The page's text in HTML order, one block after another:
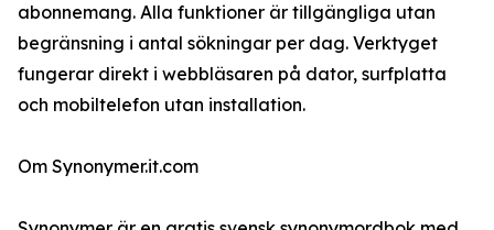
abonnemang. Alla funktioner är tillgängliga utan
begränsning i antal sökningar per dag. Verktyget
fungerar direkt i webbläsaren på dator, surfplatta
och mobiltelefon utan installation.
Om Synonymer.it.com